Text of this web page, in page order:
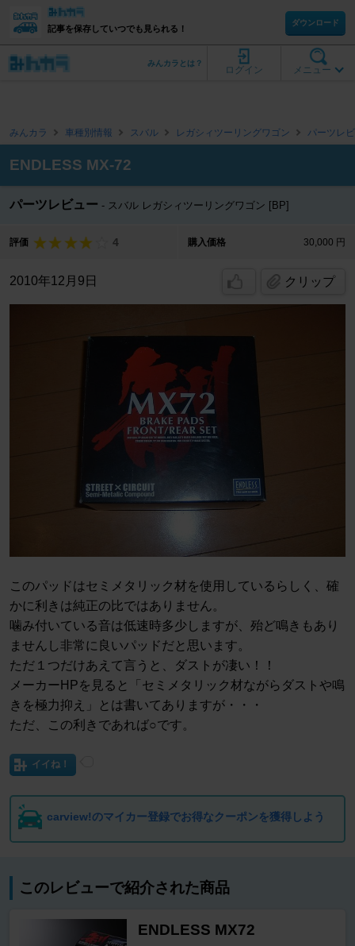
記事を保存していつでも見られる！
ダウンロード
メニュー
ログイン
みんカラとは？
みんカラ 車種別情報 スバル レガシィツーリングワゴン パーツレ
ENDLESS MX-72
パーツレビュー スバル レガシィツーリングワゴン [BP]
評価 4 購入価格 30,000 円
2010年12月9日 クリップ
このパッドはセミメタリック材を使用しているらしく、確
かに利きは純正の比ではありません。
噛み付いている音は低速時多少しますが、殆ど鳴きもあり
ませんし非常に良いパッドだと思います。
ただ１つだけあえて言うと、ダストが凄い！！
メーカーHPを見ると「セミメタリック材ながらダストや鳴
きを極力抑え」とは書いてありますが・・・
ただ、この利きであれば○です。
イイね！
carview!のマイカー登録でお得なクーポンを獲得しよう
このレビューで紹介された商品
ENDLESS MX72